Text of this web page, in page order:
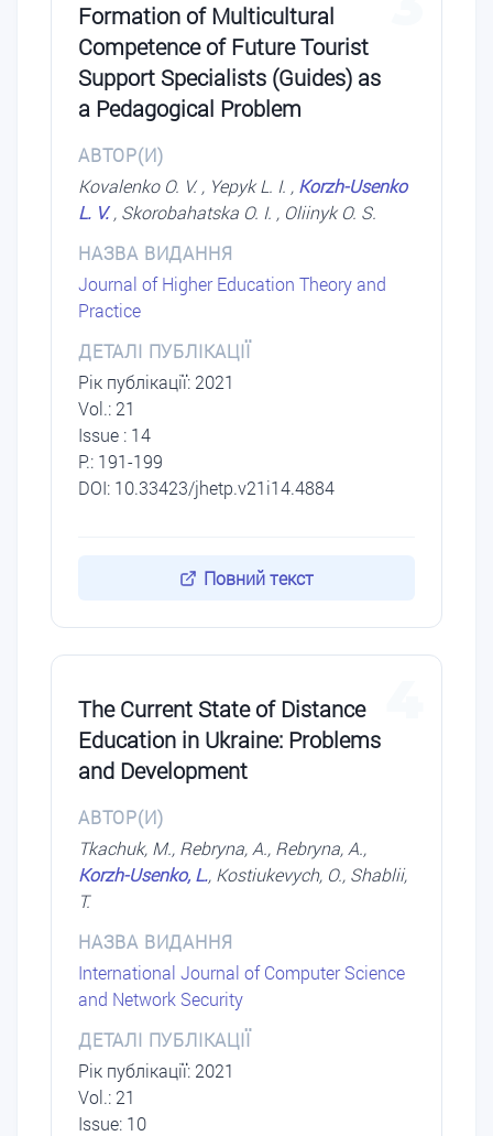
Formation of Multicultural
Competence of Future Tourist
Support Specialists (Guides) as
a Pedagogical Problem
АВТОР(И)
Kovalenko O. V. , Yepyk L. I. , Korzh-Usenko
L. V., Skorobahatska O. I. , Oliinyk O. S.
НАЗВА ВИДАННЯ
Journal of Higher Education Theory and
Practice
ДЕТАЛІ ПУБЛІКАЦІЇ
Рік публікації: 2021
Vol.: 21
Issue : 14
P.: 191-199
DOI: 10.33423/jhetp.v21i14.4884
Повний текст
The Current State of Distance
Education in Ukraine: Problems
and Development
АВТОР(И)
Tkachuk, M., Rebryna, A., Rebryna, A.,
Korzh-Usenko, L., Kostiukevych, O., Shablii,
T.
НАЗВА ВИДАННЯ
International Journal of Computer Science
and Network Security
ДЕТАЛІ ПУБЛІКАЦІЇ
Рік публікації: 2021
Vol.: 21
Issue: 10